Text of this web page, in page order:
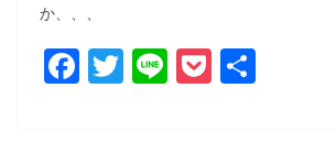
か、、、
F T Li P